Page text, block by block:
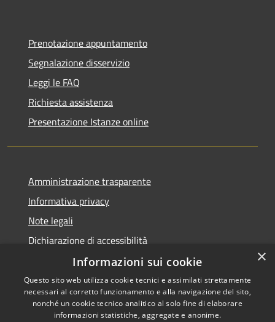
Prenotazione appuntamento
Segnalazione disservizio
Leggi le FAQ
Richiesta assistenza
Presentazione Istanze online
Amministrazione trasparente
Informativa privacy
Note legali
Dichiarazione di accessibilità
Accessibilità
Copyright © 2026 • Comune di
Caltanissetta • Powered by
×
Informazioni sui cookie
Questo sito web utilizza cookie tecnici e assimilati strettamente
necessari al corretto funzionamento e alla navigazione del sito,
nonché un cookie tecnico analitico al solo fine di elaborare
informazioni statistiche, aggregate e anonime.